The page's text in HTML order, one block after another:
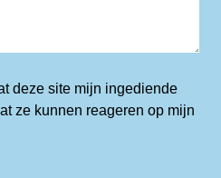
deze site mijn ingediende
ze kunnen reageren op mijn